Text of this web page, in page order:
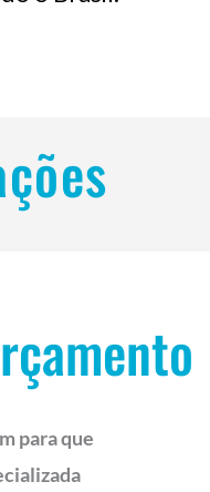
para que